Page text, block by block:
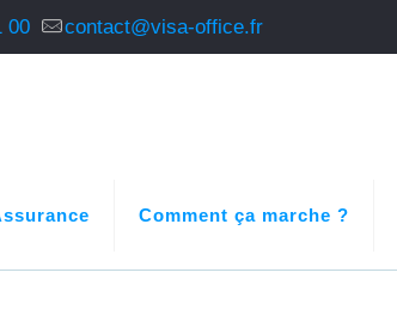
00 contact@visa-office.fr
Comment ça marche ?